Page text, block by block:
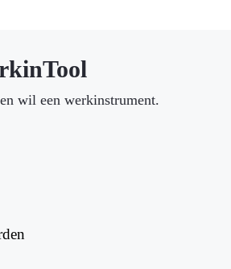
wil een werkinstrument.